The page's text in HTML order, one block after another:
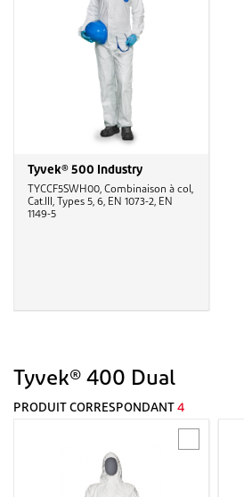
Tyvek® 500 Industry
TYCCF5SWH00, Combinaison à col,
Cat.III, Types 5, 6, EN 1073-2, EN
1149-5
Tyvek® 400 Dual
PRODUIT CORRESPONDANT 4